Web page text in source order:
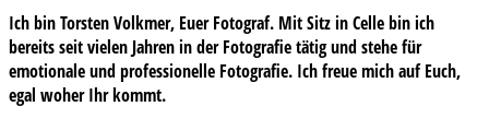
Ich bin Torsten Volkmer, Euer Fotograf. Mit Sitz in Celle bin ich
bereits seit vielen Jahren in der Fotografie tätig und stehe für
emotionale und professionelle Fotografie. Ich freue mich auf Euch,
egal woher Ihr kommt.